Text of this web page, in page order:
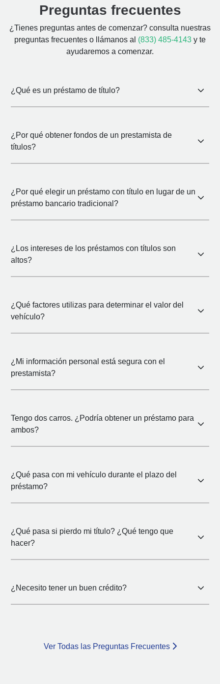
Preguntas frecuentes
¿Tienes preguntas antes de comenzar? consulta nuestras
preguntas frecuentes o llámanos al (833) 485-4143 y te
ayudaremos a comenzar.
¿Qué es un préstamo de título?
¿Por qué obtener fondos de un prestamista de
títulos?
¿Por qué elegir un préstamo con título en lugar de un
préstamo bancario tradicional?
¿Los intereses de los préstamos con títulos son
altos?
¿Qué factores utilizas para determinar el valor del
vehículo?
¿Mi información personal está segura con el
prestamista?
Tengo dos carros. ¿Podría obtener un préstamo para
ambos?
¿Qué pasa con mi vehículo durante el plazo del
préstamo?
¿Qué pasa si pierdo mi título? ¿Qué tengo que
hacer?
¿Necesito tener un buen crédito?
Ver Todas las Preguntas Frecuentes